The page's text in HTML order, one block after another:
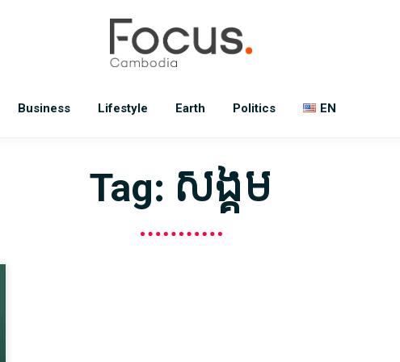
Business Lifestyle Earth Politics EN
Tag: សង្គម